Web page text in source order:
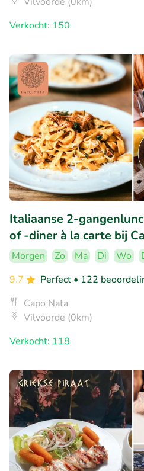
Verkocht: 150
Italiaanse 2-
of -diner à la carte bij
Morgen Zo Ma Di Wo
9.7
Perfect • 122
Capo Nata
Vilvoorde (0km)
Verkocht: 118